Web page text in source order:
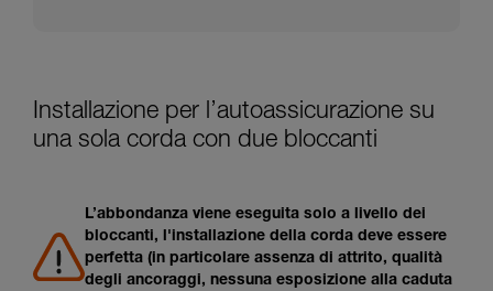
Installazione per l’autoassicurazione su
una sola corda con due bloccanti
L’abbondanza viene eseguita solo a livello dei
bloccanti, l'installazione della corda deve essere
perfetta (in particolare assenza di attrito, qualità
degli ancoraggi, nessuna esposizione alla caduta